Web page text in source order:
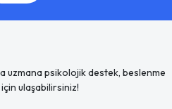
uzmana psikolojik destek, beslenme
ulaşabilirsiniz!